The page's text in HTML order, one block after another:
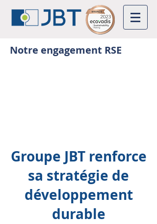
Notre engagement RSE
Groupe JBT renforce
sa stratégie de
développement
durable